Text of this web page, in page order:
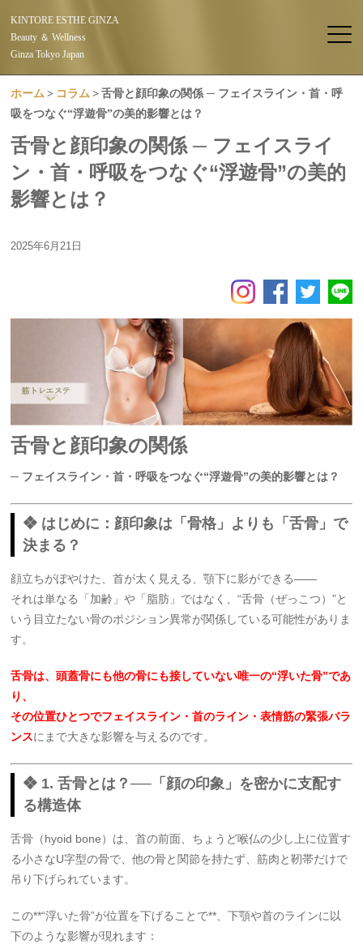
KINTORE ESTHE GINZA
Beauty ＆ Wellness
Ginza Tokyo Japan
ホーム コラム
舌骨と顔印象の関係 ─ フェイスライン・首・呼
吸をつなぐ“浮遊骨”の美的影響とは？
舌骨と顔印象の関係 ─ フェイスライ
ン・首・呼吸をつなぐ“浮遊骨”の美的
影響とは？
2025年6月21日
舌骨と顔印象の関係
─ フェイスライン・首・呼吸をつなぐ“浮遊骨”の美的影響とは？
❖ はじめに：顔印象は「骨格」よりも「舌骨」で
決まる？
顔立ちがぼやけた、首が太く見える、顎下に影ができる――
それは単なる「加齢」や「脂肪」ではなく、“舌骨（ぜっこつ）”と
いう目立たない骨のポジション異常が関係している可能性がありま
す。
舌骨は、頭蓋骨にも他の骨にも接していない唯一の“浮いた骨”であ
り、
その位置ひとつでフェイスライン・首のライン・表情筋の緊張バラ
ンスにまで大きな影響を与えるのです。
❖ 1. 舌骨とは？──「顔の印象」を密かに支配す
る構造体
舌骨（hyoid bone）は、首の前面、ちょうど喉仏の少し上に位置す
る小さなU字型の骨で、他の骨と関節を持たず、筋肉と靭帯だけで
吊り下げられています。
この**“浮いた骨”が位置を下げることで**、下顎や首のラインに以
下のような影響が現れます：